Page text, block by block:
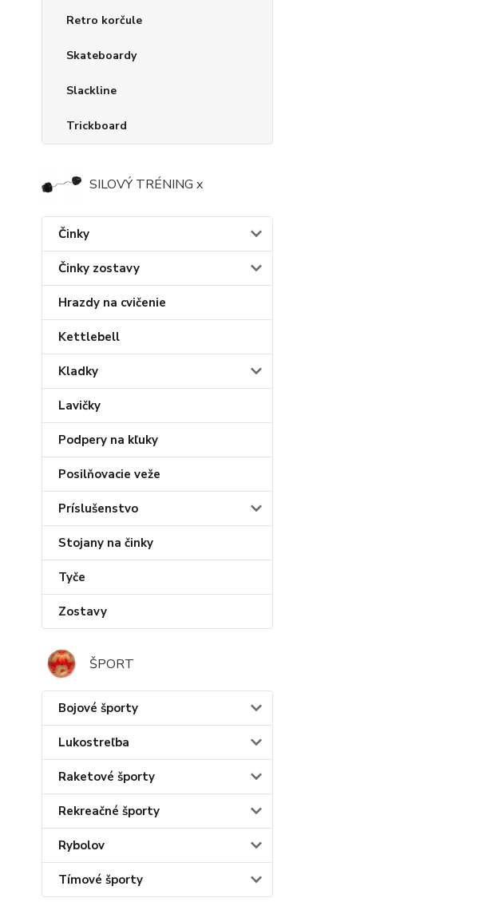
Retro korčule
Skateboardy
Slackline
Trickboard
SILOVÝ TRÉNING x
Činky
Činky zostavy
Hrazdy na cvičenie
Kettlebell
Kladky
Lavičky
Podpery na kľuky
Posilňovacie veže
Príslušenstvo
Stojany na činky
Tyče
Zostavy
ŠPORT
Bojové športy
Lukostreľba
Raketové športy
Rekreačné športy
Rybolov
Tímové športy